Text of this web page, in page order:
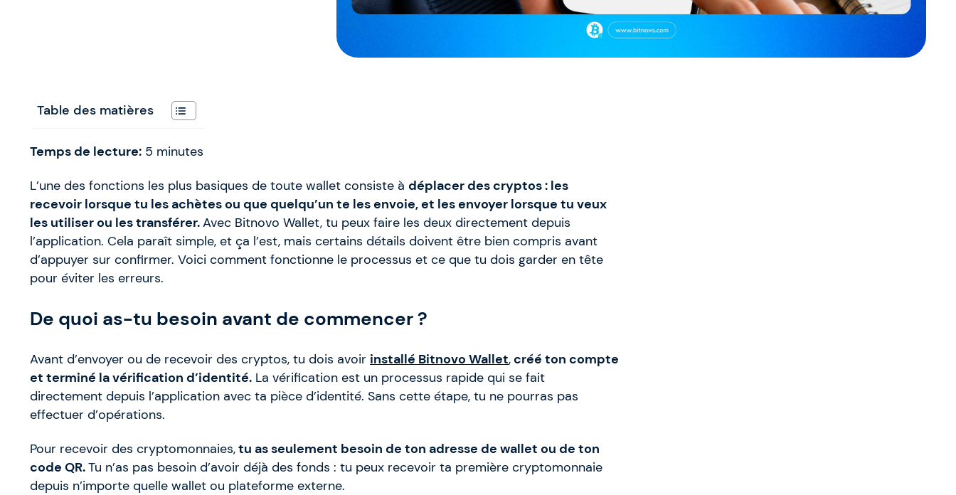
Table des matières
Temps de lecture: 5 minutes
L’une des fonctions les plus basiques de toute wallet consiste à déplacer des cryptos : les
recevoir lorsque tu les achètes ou que quelqu’un te les envoie, et les envoyer lorsque tu veux
les utiliser ou les transférer.Avec Bitnovo Wallet, tu peux faire les deux directement depuis
l’application. Cela paraît simple, et ça l’est, mais certains détails doivent être bien compris avant
d’appuyer sur confirmer. Voici comment fonctionne le processus et ce que tu dois garder en tête
pour éviter les erreurs.
De quoi as-tu besoin avant de commencer ?
Avant d’envoyer ou de recevoir des cryptos, tu dois avoir installé Bitnovo Wallet,créé ton compte
et terminé la vérification d’identité. La vérification est un processus rapide qui se fait
directement depuis l’application avec ta pièce d’identité. Sans cette étape, tu ne pourras pas
effectuer d’opérations.
Pour recevoir des cryptomonnaies,tu as seulement besoin de ton adresse de wallet ou de ton
code QR.Tu n’as pas besoin d’avoir déjà des fonds : tu peux recevoir ta première cryptomonnaie
depuis n’importe quelle wallet ou plateforme externe.